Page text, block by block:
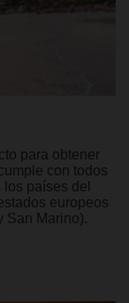
para obtener
con todos
países del
europeos
San Marino).